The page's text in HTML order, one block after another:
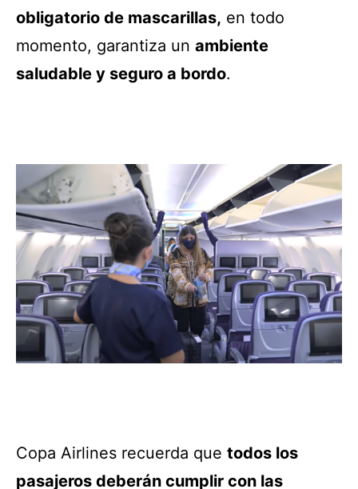
obligatorio de mascarillas, en todo
momento, garantiza un ambiente
saludable y seguro a bordo.
Copa Airlines recuerda que todos los
pasajeros deberán cumplir con las